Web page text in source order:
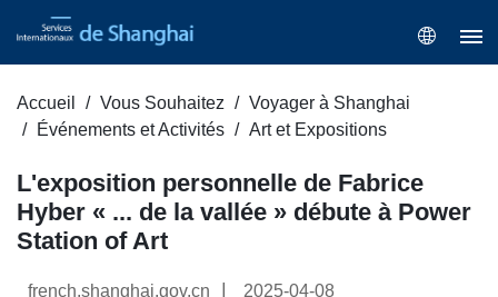
Accueil Vous Souhaitez
Voyager à Shanghai
Événements et Activités
Art et Expositions
L'exposition personnelle de Fabrice
Hyber « ... de la vallée » débute à Power
Station of Art
french.shanghai.gov.cn 2025-04-08